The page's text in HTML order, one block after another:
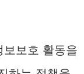
보보호 활동을